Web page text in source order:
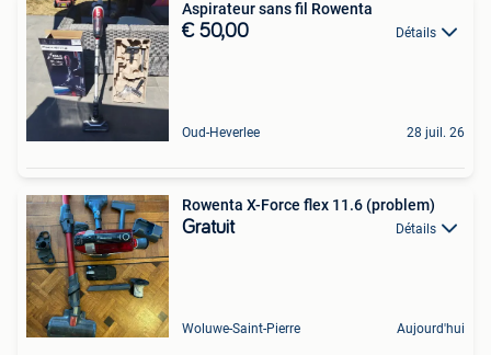
Aspirateur sans fil Rowenta
€ 50,00 Détails
Oud-Heverlee 28 juil. 26
Rowenta X-Force flex 11.6 (problem)
Gratuit Détails
Woluwe-Saint-Pierre Aujourd'hui